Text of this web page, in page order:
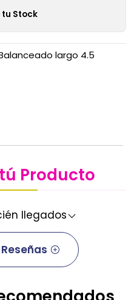
Stock
largo 4.5
Producto
llegados